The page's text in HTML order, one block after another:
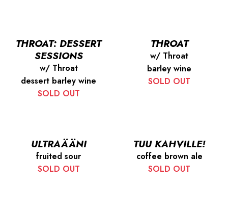
THROAT: DESSERT
SESSIONS
w/ Throat
dessert barley wine
SOLD OUT
THROAT
w/ Throat
barley wine
SOLD OUT
ULTRAÄÄNI
fruited sour
SOLD OUT
TUU KAHVILLE!
coffee brown ale
SOLD OUT